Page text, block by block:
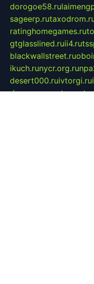
dorogoe58.ru
sageerp.ru
ratinghomegames.ru
gtglasslined.ruii4.ru
blackwallstreet.ru
ikuch.runycr.org.ru
desert000.ruivtorgi.ru
dcv.org.ru